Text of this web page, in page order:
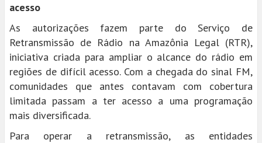
acesso
As autorizações fazem parte do Serviço de
Retransmissão de Rádio na Amazônia Legal (RTR),
iniciativa criada para ampliar o alcance do rádio em
regiões de difícil acesso. Com a chegada do sinal FM,
comunidades que antes contavam com cobertura
limitada passam a ter acesso a uma programação
mais diversificada.
Para operar a retransmissão, as entidades